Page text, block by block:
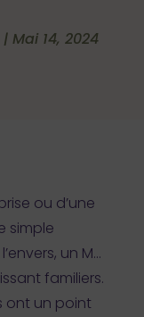
Mai 14, 2024
ou d’une
simple
un M…
familiers.
ont un point